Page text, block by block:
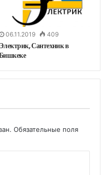
06.11.2019 409
Электрик, Сантехник в
Обязательные поля